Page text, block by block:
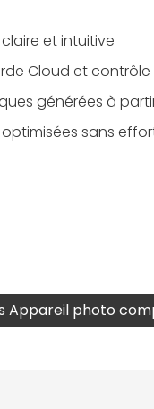
et intuitive
Cloud et
générées à
optimisées sans
Appareil photo